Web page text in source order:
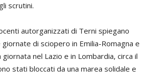
scrutini.
autorganizzati di Terni spiegano
giornate di sciopero in Emilia-Romagna e
nel Lazio e in Lombardia, circa il
stati bloccati da una marea solidale e